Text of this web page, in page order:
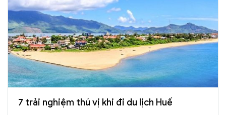
7 trải nghiệm thú vị khi đi du lịch Huế